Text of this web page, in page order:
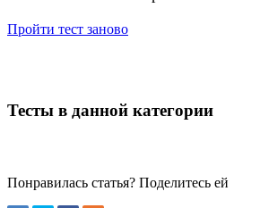
Пройти тест заново
Тесты в данной категории
Понравилась статья? Поделитесь ей